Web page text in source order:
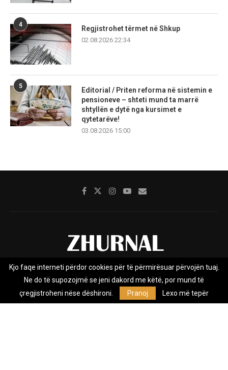
4
Regjistrohet tërmet në Shkup
02.08.2026 22:34
5
Editorial / Priten reforma në sistemin e
pensioneve – shteti mund ta marrë
shtyllën e dytë nga kursimet e
qytetarëve!
03.08.2026 15:00
Rreth nesh Impresumi Marketing
Privacy Policy
Zhurnal.mk është Agjenci e Lajmeve e pavarur, e themeluar në vitin
Kjo faqe interneti përdor cookies për të përmirësuar përvojën tuaj.
Ne do të supozojmë se jeni dakord me këtë, por mund të
çregjistroheni nëse dëshironi.
Pranoj Lexo më tepër